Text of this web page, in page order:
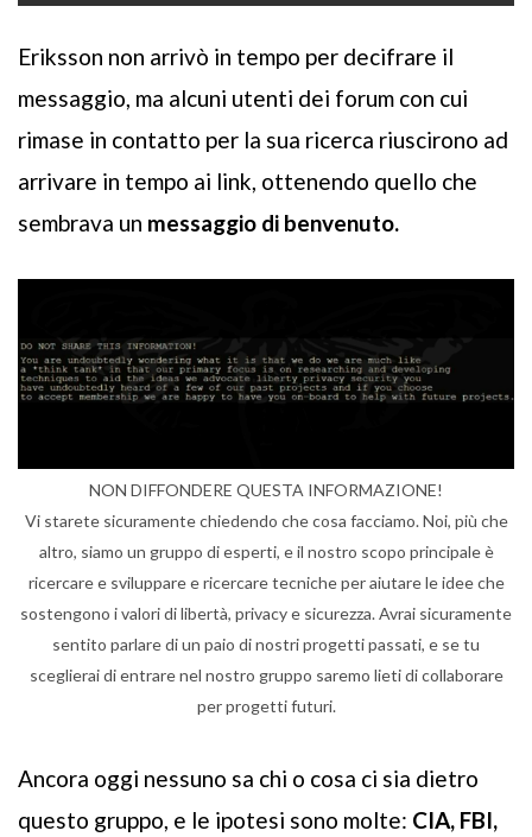
Eriksson non arrivò in tempo per decifrare il
messaggio, ma alcuni utenti dei forum con cui
rimase in contatto per la sua ricerca riuscirono ad
arrivare in tempo ai link, ottenendo quello che
sembrava un messaggio di benvenuto.
NON DIFFONDERE QUESTA INFORMAZIONE!
Vi starete sicuramente chiedendo che cosa facciamo. Noi, più che
altro, siamo un gruppo di esperti, e il nostro scopo principale è
ricercare e sviluppare e ricercare tecniche per aiutare le idee che
sostengono i valori di libertà, privacy e sicurezza. Avrai sicuramente
sentito parlare di un paio di nostri progetti passati, e se tu
sceglierai di entrare nel nostro gruppo saremo lieti di collaborare
per progetti futuri.
Ancora oggi nessuno sa chi o cosa ci sia dietro
questo gruppo, e le ipotesi sono molte: CIA, FBI,